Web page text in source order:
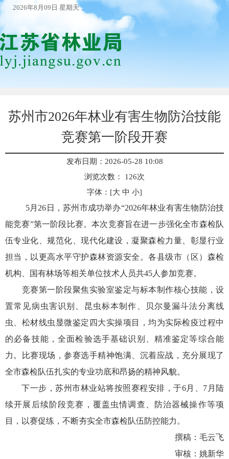
2026年8月09日 星期天
苏州市2026年林业有害生物防治技能
竞赛第一阶段开赛
发布日期：2026-05-28 10:08
浏览次数：
126次
字体：[大 中 小]
5月26日，苏州市成功举办“2026年林业有害生物防治技
能竞赛”第一阶段比赛。本次竞赛旨在进一步强化全市森检队
伍专业化、规范化、现代化建设，凝聚森检力量、彰显行业
担当，以更高水平守护森林资源安全。各县级市（区）森检
机构、国有林场等相关单位技术人员共45人参加竞赛。
竞赛第一阶段聚焦实验室鉴定与标本制作核心技能，设
置常见病虫害识别、昆虫标本制作、贝尔曼漏斗法分离线
虫、松材线虫显微鉴定四大实操项目，均为实际检疫过程中
的必备技能，全面检验选手基础识别、精准鉴定等综合能
力。比赛现场，参赛选手精神饱满、沉着应战，充分展现了
全市森检队伍扎实的专业功底和昂扬的精神风貌。
下一步，苏州市林业站将按照赛程安排，于6月、7月陆
续开展后续阶段竞赛，覆盖虫情调查、防治器械操作等项
目，以赛促练，不断夯实全市森检队伍防控能力。
撰稿：毛云飞
审核：姚新华